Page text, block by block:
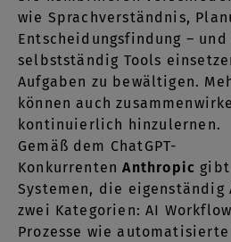
wie Sprachverständnis,
Entscheidungsfindung – und
selbstständig Tools
Aufgaben zu bewältigen.
können auch
kontinuierlich hinzulernen.
Gemäß dem ChatGPT-
KonkurrentenAnthropic gibt
Systemen, die eigenständig
zwei Kategorien: AI
Prozesse wie